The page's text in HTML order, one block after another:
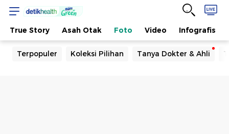
True Story Asah Otak Foto Video Infografis
Terpopuler Koleksi Pilihan Tanya Dokter & Ahli